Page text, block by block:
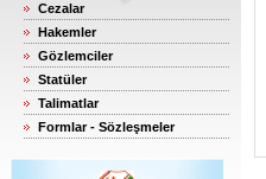
Cezalar
Hakemler
Gözlemciler
Statüler
Talimatlar
Formlar - Sözleşmeler